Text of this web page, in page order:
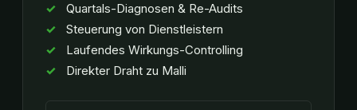
Quartals-Diagnosen & Re-Audits
Steuerung von Dienstleistern
Laufendes Wirkungs-Controlling
Direkter Draht zu Malli